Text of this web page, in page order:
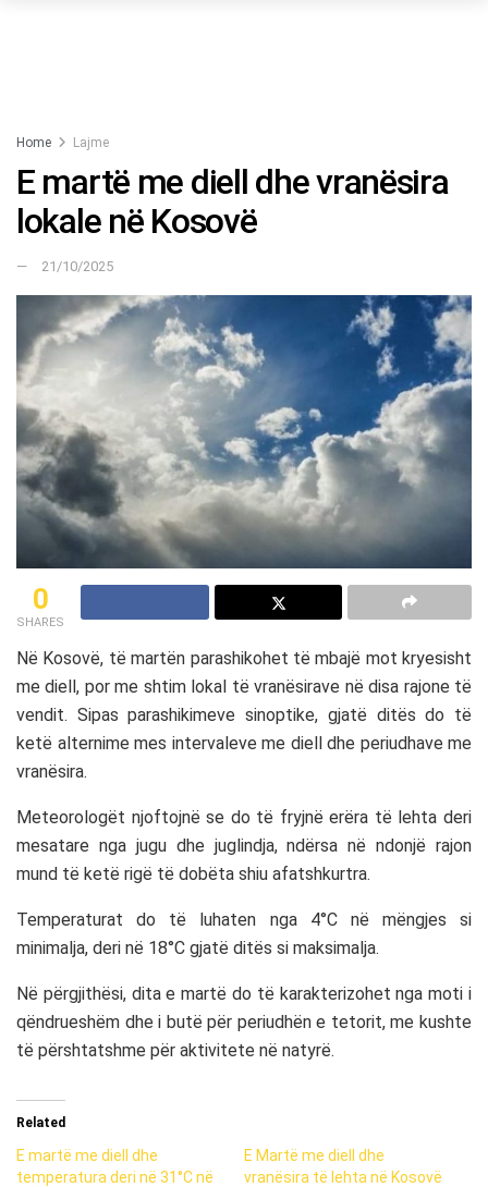
Home Lajme
E martë me diell dhe vranësira
lokale në Kosovë
21/10/2025
0
SHARES
Në Kosovë, të martën parashikohet të mbajë mot kryesisht
me diell, por me shtim lokal të vranësirave në disa rajone të
vendit. Sipas parashikimeve sinoptike, gjatë ditës do të
ketë alternime mes intervaleve me diell dhe periudhave me
vranësira.
Meteorologët njoftojnë se do të fryjnë erëra të lehta deri
mesatare nga jugu dhe juglindja, ndërsa në ndonjë rajon
mund të ketë rigë të dobëta shiu afatshkurtra.
Temperaturat do të luhaten nga 4°C në mëngjes si
minimalja, deri në 18°C gjatë ditës si maksimalja.
Në përgjithësi, dita e martë do të karakterizohet nga moti i
qëndrueshëm dhe i butë për periudhën e tetorit, me kushte
të përshtatshme për aktivitete në natyrë.
Related
E martë me diell dhe
temperatura deri në 31°C në
E Martë me diell dhe
vranësira të lehta në Kosovë